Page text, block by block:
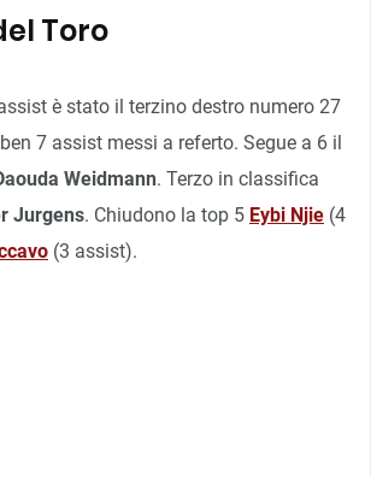
Toro
è stato il terzino destro numero 27
7 assist messi a referto. Segue a 6 il
Weidmann. Terzo in classifica
Jurgens. Chiudono la top 5 Eybi Njie (4
(3 assist).